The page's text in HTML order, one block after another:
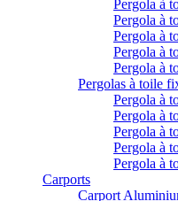
Pergola à
Pergola à
Pergola à
Pergola à
Pergola à
Pergolas à toile
Pergola à
Pergola à
Pergola à
Pergola à
Pergola à
Carports
Carport